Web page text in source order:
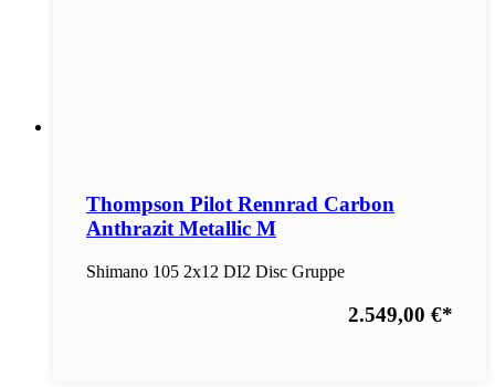
Thompson Pilot Rennrad Carbon
Anthrazit Metallic M
Shimano 105 2x12 DI2 Disc Gruppe
2.549,00 €*